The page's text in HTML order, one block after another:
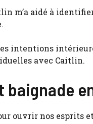
m’a aidé à
intentions
avec Caitlin.
baignade
ouvrir nos esprits